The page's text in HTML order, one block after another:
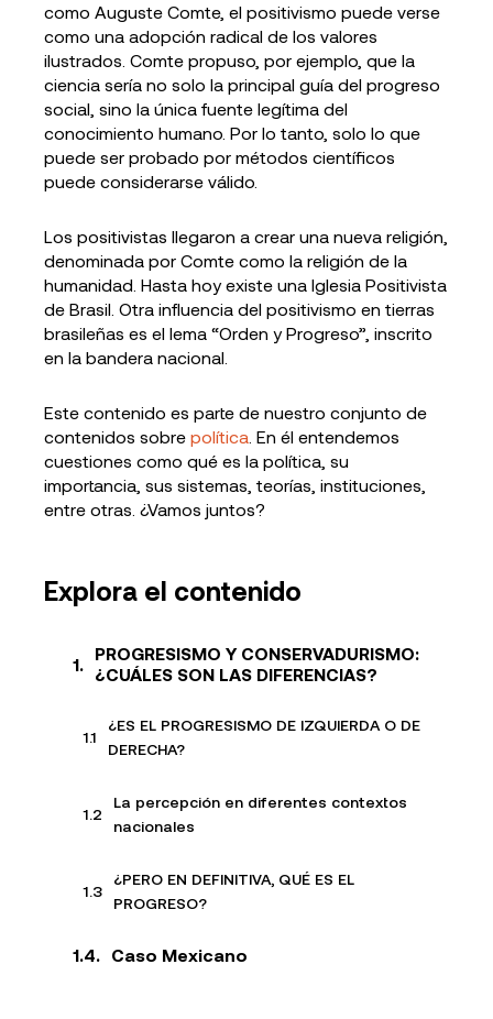
como Auguste Comte, el positivismo puede verse
como una adopción radical de los valores
ilustrados. Comte propuso, por ejemplo, que la
ciencia sería no solo la principal guía del progreso
social, sino la única fuente legítima del
conocimiento humano. Por lo tanto, solo lo que
puede ser probado por métodos científicos
puede considerarse válido.
Los positivistas llegaron a crear una nueva religión,
denominada por Comte como la religión de la
humanidad. Hasta hoy existe una Iglesia Positivista
de Brasil. Otra influencia del positivismo en tierras
brasileñas es el lema “Orden y Progreso”, inscrito
en la bandera nacional.
Este contenido es parte de nuestro conjunto de
contenidos sobre política . En él entendemos
cuestiones como qué es la política, su
importancia, sus sistemas, teorías, instituciones,
entre otras. ¿Vamos juntos?
Explora el contenido
PROGRESISMO Y CONSERVADURISMO:
¿CUÁLES SON LAS DIFERENCIAS?
¿ES EL PROGRESISMO DE IZQUIERDA O DE
DERECHA?
La percepción en diferentes contextos
nacionales
¿PERO EN DEFINITIVA, QUÉ ES EL
PROGRESO?
Caso Mexicano